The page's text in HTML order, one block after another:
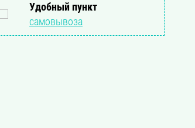
Удобный пункт
самовывоза